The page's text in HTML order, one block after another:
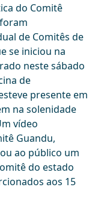
do Comitê
de Comitês de
se iniciou na
neste sábado
de
presente em
na solenidade
vídeo
Guandu,
ao público um
do estado
aos 15